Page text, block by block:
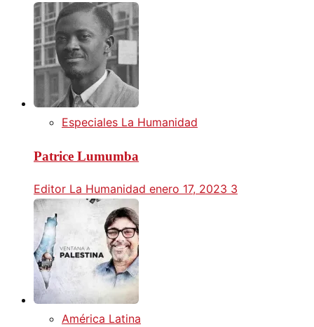
Especiales La Humanidad
Patrice Lumumba
Editor La Humanidad enero 17, 2023 3
América Latina